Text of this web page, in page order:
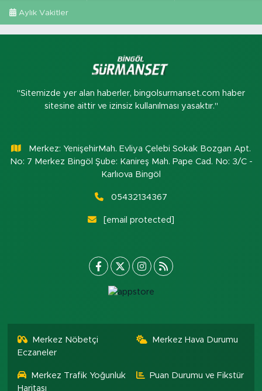
Aylık Vakitler
"Sitemizde yer alan haberler, bingolsurmanset.com haber
sitesine aittir ve izinsiz kullanılması yasaktır."
Merkez: YenişehirMah. Evliya Çelebi Sokak Bozgan Apt.
No: 7 Merkez Bingöl Şube: Kanireş Mah. Pape Cad. No: 3/C -
Karlıova Bingöl
05432134367
[email protected]
Merkez Nöbetçi
Eczaneler
Merkez Hava Durumu
Merkez Trafik Yoğunluk
Haritası
Puan Durumu ve Fikstür